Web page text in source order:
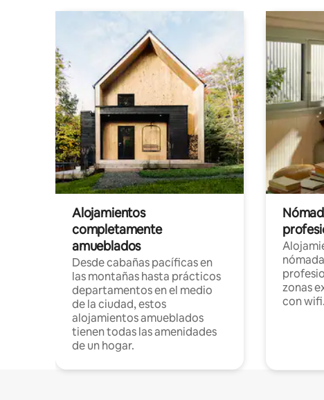
Alojamientos
completamente
amueblados
Desde cabañas pacíficas en
las montañas hasta prácticos
departamentos en el medio
de la ciudad, estos
alojamientos amueblados
tienen todas las amenidades
de un hogar.
zonas
con wifi.